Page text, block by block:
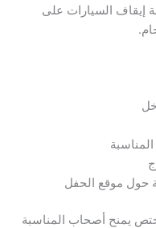
إيقاف السيارات على
حول موقع الحفل
يمنح أصحاب المناسبة